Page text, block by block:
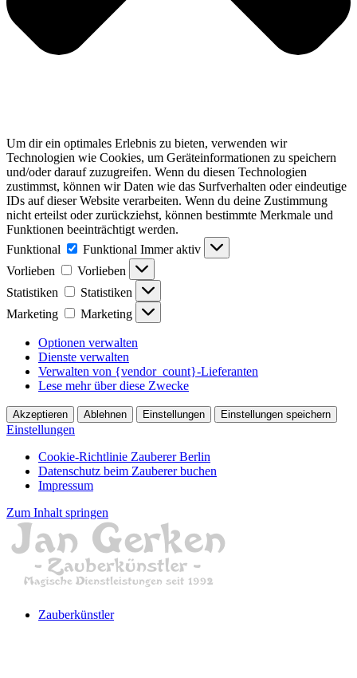
Um dir ein optimales Erlebnis zu bieten, verwenden wir
Technologien wie Cookies, um Geräteinformationen zu speichern
und/oder darauf zuzugreifen. Wenn du diesen Technologien
zustimmst, können wir Daten wie das Surfverhalten oder eindeutige
IDs auf dieser Website verarbeiten. Wenn du deine Zustimmung
nicht erteilst oder zurückziehst, können bestimmte Merkmale und
Funktionen beeinträchtigt werden.
Funktional
Funktional Immer aktiv
Vorlieben
Vorlieben
Statistiken
Statistiken
Marketing
Marketing
Optionen verwalten
Dienste verwalten
Verwalten von {vendor_count}-Lieferanten
Lese mehr über diese Zwecke
Akzeptieren Ablehnen Einstellungen Einstellungen speichern
Einstellungen
Cookie-Richtlinie Zauberer Berlin
Datenschutz beim Zauberer buchen
Impressum
Zum Inhalt springen
Zauberkünstler